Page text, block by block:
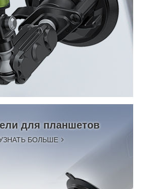
для планшетов
БОЛЬШЕ